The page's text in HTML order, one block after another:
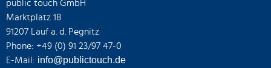
public touch GmbH
Marktplatz 18
91207 Lauf a. d. Pegnitz
Phone: +49 (0) 91 23/97 47-0
E-Mail: info@publictouch.de